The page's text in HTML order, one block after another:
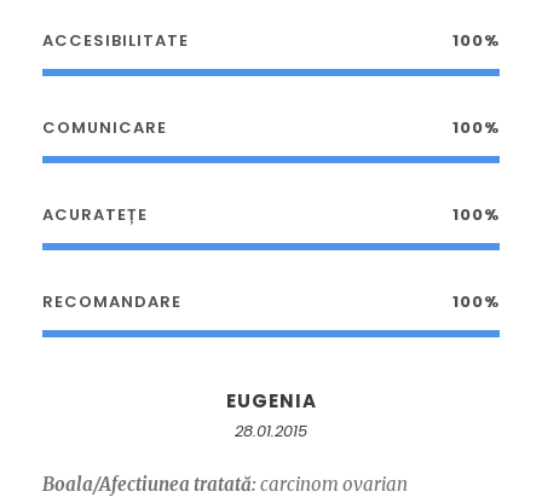
ACCESIBILITATE 100%
COMUNICARE 100%
ACURATEȚE 100%
RECOMANDARE 100%
EUGENIA
28.01.2015
Boala/Afectiunea tratată: carcinom ovarian